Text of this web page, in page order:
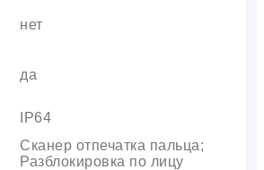
нет
да
IP64
Сканер отпечатка пальца;
Разблокировка по лицу